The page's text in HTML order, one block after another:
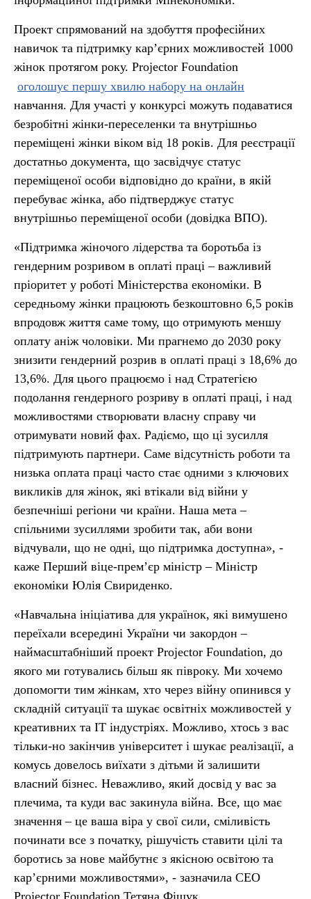
Проект спрямований на здобуття професійних
навичок та підтримку кар’єрних можливостей 1000
жінок протягом року. Projector Foundation
оголошує першу хвилю набору на онлайн
навчання. Для участі у конкурсі можуть подаватися
безробітні жінки-переселенки та внутрішньо
переміщені жінки віком від 18 років. Для реєстрації
достатньо документа, що засвідчує статус
переміщеної особи відповідно до країни, в якій
перебуває жінка, або підтверджує статус
внутрішньо переміщеної особи (довідка ВПО).
«Підтримка жіночого лідерства та боротьба із
гендерним розривом в оплаті праці – важливий
пріоритет у роботі Міністерства економіки. В
середньому жінки працюють безкоштовно 6,5 років
впродовж життя саме тому, що отримують меншу
оплату аніж чоловіки. Ми прагнемо до 2030 року
знизити гендерний розрив в оплаті праці з 18,6% до
13,6%. Для цього працюємо і над Стратегією
подолання гендерного розриву в оплаті праці, і над
можливостями створювати власну справу чи
отримувати новий фах. Радіємо, що ці зусилля
підтримують партнери. Саме відсутність роботи та
низька оплата праці часто стає одними з ключових
викликів для жінок, які втікали від війни у
безпечніші регіони чи країни. Наша мета –
спільними зусиллями зробити так, аби вони
відчували, що не одні, що підтримка доступна», -
каже Перший віце-прем’єр міністр – Міністр
економіки Юлія Свириденко.
«Навчальна ініціатива для українок, які вимушено
переїхали всередині України чи закордон –
наймасштабніший проект Projector Foundation, до
якого ми готувались більш як півроку. Ми хочемо
допомогти тим жінкам, хто через війну опинився у
складній ситуації та шукає освітніх можливостей у
креативних та IT індустріях. Можливо, хтось з вас
тільки-но закінчив університет і шукає реалізації, а
комусь довелось виїхати з дітьми й залишити
власний бізнес. Неважливо, який досвід у вас за
плечима, та куди вас закинула війна. Все, що має
значення – це ваша віра у свої сили, сміливість
починати все з початку, рішучість ставити цілі та
боротись за нове майбутнє з якісною освітою та
кар’єрними можливостями», - зазначила CEO
Projector Foundation Тетяна Фіщук.